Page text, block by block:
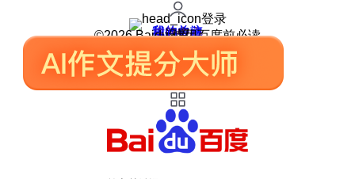
登录
我的关注
我的收藏
皮肤中心
用户反馈
设置
©2026 Baidu 使用百度前必读